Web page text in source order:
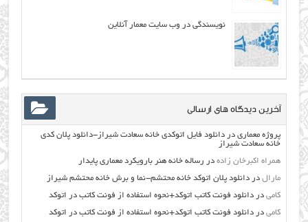
نویسندگی در وب سایت معمار آنلاین
آخرین دیدگاه های ارسالی
پروژه معماری دردانلود فایل اتوکدی خانه سعادت شیراز-دانلود پلان کدی
خانه سعادت شیراز
همراه اکبرخان زاده در رساله خانه هنر بارویکرد معماری پایدار
مارال دردانلود پلان اتوکد خانه محتشم-نما و برش خانه محتشم شیراز
کامی دردانلود فونت کاتب اتوکد+نحوه استفاده از فونت کاتب در اتوکد
کامی دردانلود فونت کاتب اتوکد+نحوه استفاده از فونت کاتب در اتوکد